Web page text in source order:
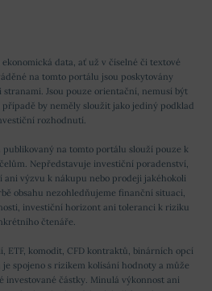
data, ať už v číselné či textové
na tomto portálu jsou poskytovány
Jsou pouze orientační, nemusí být
by neměly sloužit jako jediný podklad
rozhodnutí.
publikovaný na tomto portálu slouží pouze k
Nepředstavuje investiční poradenství,
výzvu k nákupu nebo prodeji jakéhokoli
obsahu nezohledňujeme finanční situaci,
investiční horizont ani toleranci k riziku
čtenáře.
ETF, komodit, CFD kontraktů, binárních opcí
spojeno s rizikem kolísání hodnoty a může
investované částky. Minulá výkonnost ani